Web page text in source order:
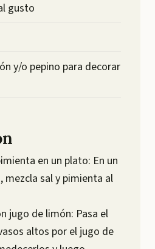
gusto
y/o pepino para decorar
en un plato: En un
mezcla sal y pimienta al
jugo de limón: Pasa el
altos por el jugo de